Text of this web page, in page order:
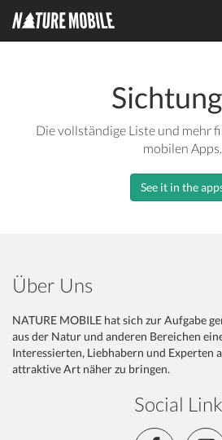
Die vollständige Liste und mehr
mobilen Apps.
See it in the
Über Uns
NATURE MOBILE hat sich zur Aufgabe
aus der Natur und anderen Bereichen
Interessierten, Liebhabern und Experten
attraktive Art näher zu bringen.
Social